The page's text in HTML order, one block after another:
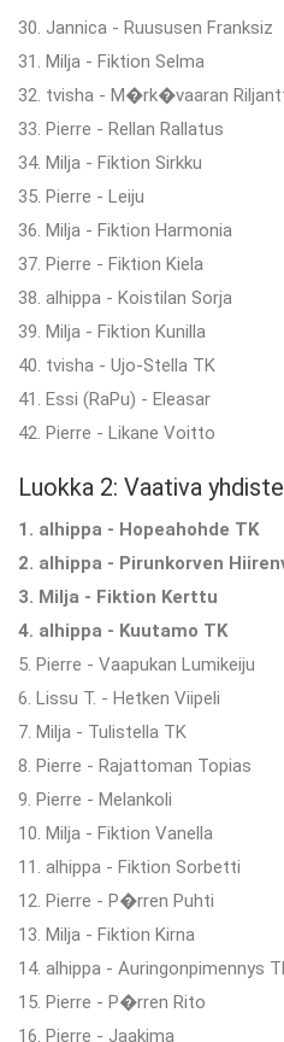
30. Jannica - Ruususen Franksiz
31. Milja - Fiktion Selma
32. tvisha - M�rk�vaaran
33. Pierre - Rellan Rallatus
34. Milja - Fiktion Sirkku
35. Pierre - Leiju
36. Milja - Fiktion Harmonia
37. Pierre - Fiktion Kiela
38. alhippa - Koistilan Sorja
39. Milja - Fiktion Kunilla
40. tvisha - Ujo-Stella TK
41. Essi (RaPu) - Eleasar
42. Pierre - Likane Voitto
Luokka 2: Vaativa
1. alhippa - Hopeahohde TK
2. alhippa - Pirunkorven
3. Milja - Fiktion Kerttu
4. alhippa - Kuutamo TK
5. Pierre - Vaapukan Lumikeiju
6. Lissu T. - Hetken Viipeli
7. Milja - Tulistella TK
8. Pierre - Rajattoman Topias
9. Pierre - Melankoli
10. Milja - Fiktion Vanella
11. alhippa - Fiktion Sorbetti
12. Pierre - P�rren Puhti
13. Milja - Fiktion Kirna
14. alhippa - Auringonpimennys
15. Pierre - P�rren Rito
16. Pierre - Jaakima